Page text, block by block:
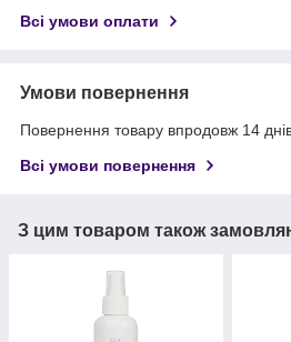
Всі умови оплати
Умови повернення
Повернення товару впродовж 14
Всі умови повернення
З цим товаром також